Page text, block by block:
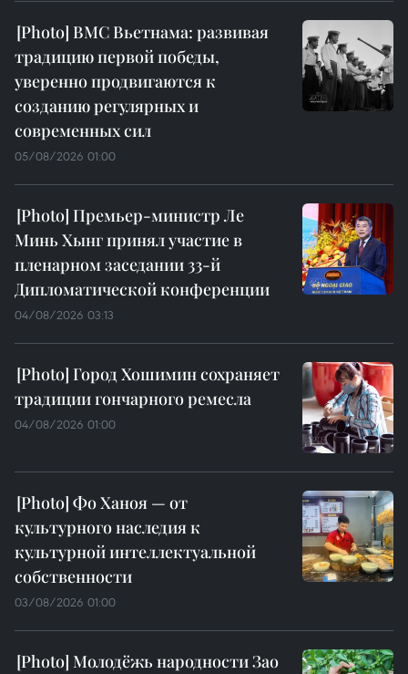
ВМС Вьетнама: развивая
традицию первой победы,
уверенно продвигаются к
созданию регулярных и
современных сил
05/08/2026 01:00
Премьер-министр Ле
Минь Хынг принял участие в
пленарном заседании 33-й
Дипломатической конференции
04/08/2026 03:13
Город Хошимин сохраняет
традиции гончарного ремесла
04/08/2026 01:00
Фо Ханоя — от
культурного наследия к
культурной интеллектуальной
собственности
03/08/2026 01:00
Молодёжь народности Зао